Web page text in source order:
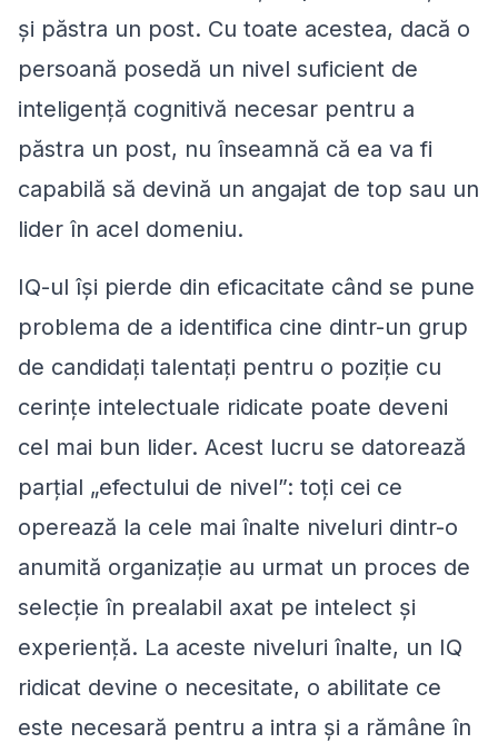
și păstra un post. Cu toate acestea, dacă o
persoană posedă un nivel suficient de
inteligență cognitivă necesar pentru a
păstra un post, nu înseamnă că ea va fi
capabilă să devină un angajat de top sau un
lider în acel domeniu.
IQ-ul își pierde din eficacitate când se pune
problema de a identifica cine dintr-un grup
de candidați talentați pentru o poziție cu
cerințe intelectuale ridicate poate deveni
cel mai bun lider. Acest lucru se datorează
parțial „efectului de nivel”: toți cei ce
operează la cele mai înalte niveluri dintr-o
anumită organizație au urmat un proces de
selecție în prealabil axat pe intelect și
experiență. La aceste niveluri înalte, un IQ
ridicat devine o necesitate, o abilitate ce
este necesară pentru a intra și a rămâne în